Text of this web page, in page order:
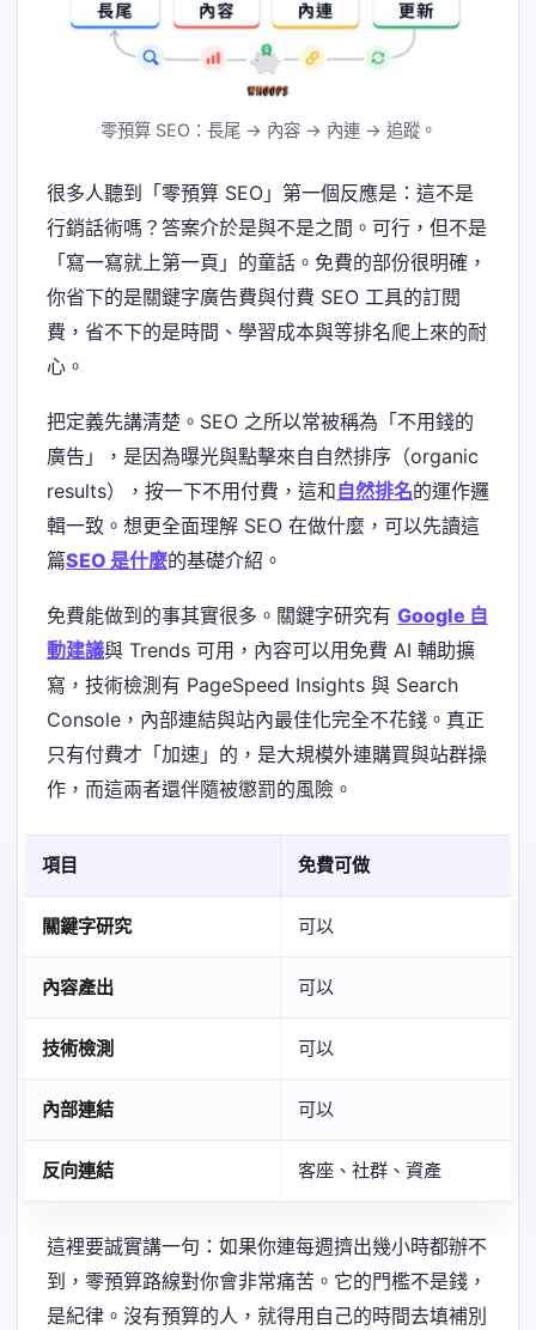
零預算 SEO：長尾 → 內容 → 內連 → 追蹤。
很多人聽到「零預算 SEO」第一個反應是：這不是
行銷話術嗎？答案介於是與不是之間。可行，但不是
「寫一寫就上第一頁」的童話。免費的部份很明確，
你省下的是關鍵字廣告費與付費 SEO 工具的訂閱
費，省不下的是時間、學習成本與等排名爬上來的耐
心。
把定義先講清楚。SEO 之所以常被稱為「不用錢的
廣告」，是因為曝光與點擊來自自然排序（organic
results），按一下不用付費，這和自然排名的運作邏
輯一致。想更全面理解 SEO 在做什麼，可以先讀這
篇SEO 是什麼的基礎介紹。
免費能做到的事其實很多。關鍵字研究有 Google 自
動建議與 Trends 可用，內容可以用免費 AI 輔助擴
寫，技術檢測有 PageSpeed Insights 與 Search
Console，內部連結與站內最佳化完全不花錢。真正
只有付費才「加速」的，是大規模外連購買與站群操
作，而這兩者還伴隨被懲罰的風險。
項目 免費可做
關鍵字研究 可以
內容產出 可以
技術檢測 可以
內部連結 可以
反向連結 客座、社群、資產
這裡要誠實講一句：如果你連每週擠出幾小時都辦不
到，零預算路線對你會非常痛苦。它的門檻不是錢，
是紀律。沒有預算的人，就得用自己的時間去填補別